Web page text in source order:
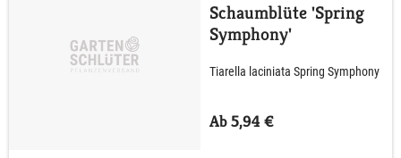
Schaumblüte 'Spring
Symphony'
Tiarella laciniata Spring Symphony
Ab 5,94 €